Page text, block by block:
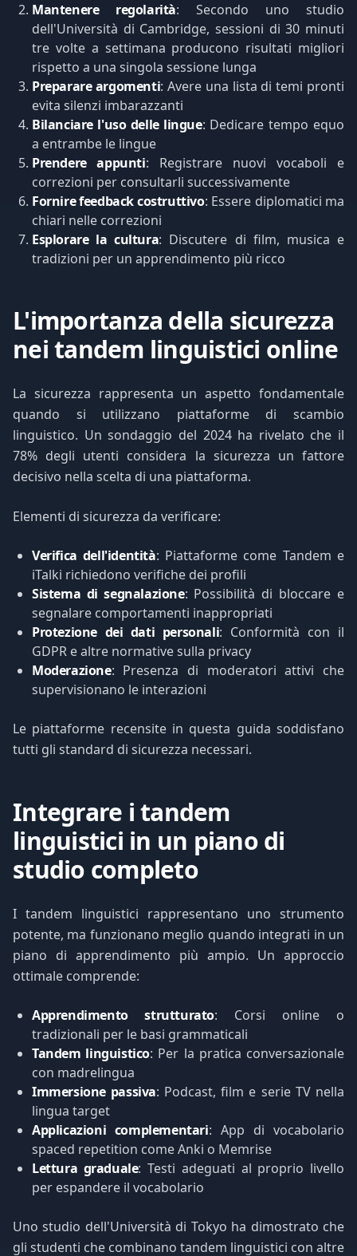
Mantenere regolarità: Secondo uno studio
dell'Università di Cambridge, sessioni di 30 minuti
tre volte a settimana producono risultati migliori
rispetto a una singola sessione lunga
Preparare argomenti: Avere una lista di temi pronti
evita silenzi imbarazzanti
Bilanciare l'uso delle lingue: Dedicare tempo equo
a entrambe le lingue
Prendere appunti: Registrare nuovi vocaboli e
correzioni per consultarli successivamente
Fornire feedback costruttivo: Essere diplomatici ma
chiari nelle correzioni
Esplorare la cultura: Discutere di film, musica e
tradizioni per un apprendimento più ricco
L'importanza della sicurezza
nei tandem linguistici online
La sicurezza rappresenta un aspetto fondamentale
quando si utilizzano piattaforme di scambio
linguistico. Un sondaggio del 2024 ha rivelato che il
78% degli utenti considera la sicurezza un fattore
decisivo nella scelta di una piattaforma.
Elementi di sicurezza da verificare:
Verifica dell'identità: Piattaforme come Tandem e
iTalki richiedono verifiche dei profili
Sistema di segnalazione: Possibilità di bloccare e
segnalare comportamenti inappropriati
Protezione dei dati personali: Conformità con il
GDPR e altre normative sulla privacy
Moderazione: Presenza di moderatori attivi che
supervisionano le interazioni
Le piattaforme recensite in questa guida soddisfano
tutti gli standard di sicurezza necessari.
Integrare i tandem
linguistici in un piano di
studio completo
I tandem linguistici rappresentano uno strumento
potente, ma funzionano meglio quando integrati in un
piano di apprendimento più ampio. Un approccio
ottimale comprende:
Apprendimento strutturato: Corsi online o
tradizionali per le basi grammaticali
Tandem linguistico: Per la pratica conversazionale
con madrelingua
Immersione passiva: Podcast, film e serie TV nella
lingua target
Applicazioni complementari: App di vocabolario
spaced repetition come Anki o Memrise
Lettura graduale: Testi adeguati al proprio livello
per espandere il vocabolario
Uno studio dell'Università di Tokyo ha dimostrato che
gli studenti che combinano tandem linguistici con altre